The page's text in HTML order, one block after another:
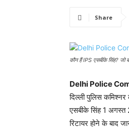
Share
कौन हैं IPS एसबीके सिंह? जो
Delhi Police
दिल्ली पुलिस
एसबीके सिंह 1
रिटायर होने के बाद